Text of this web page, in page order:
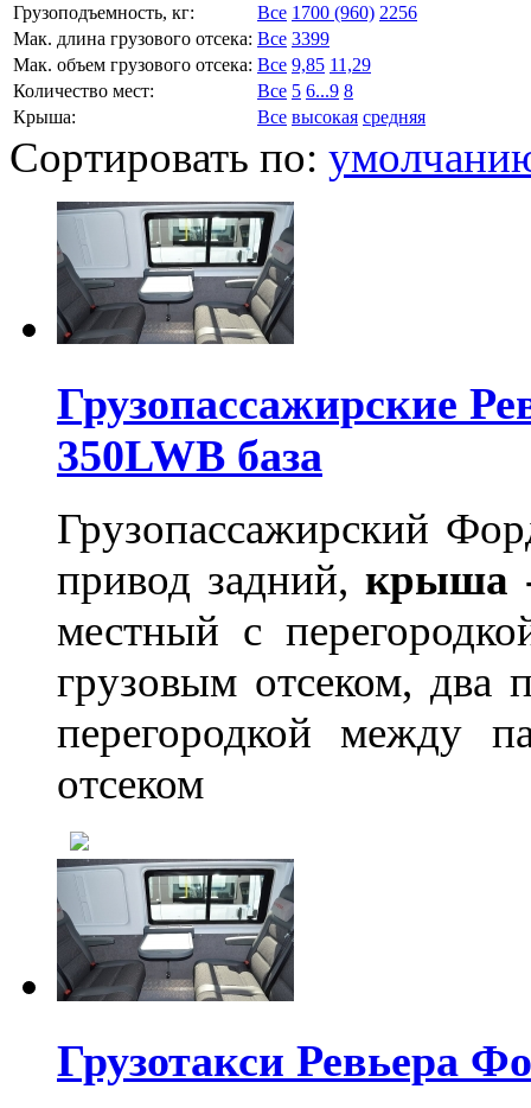
Грузоподъемность, кг:
Все 1700 (960) 2256
Мак. длина грузового отсека: Все 3399
Мак. объем грузового отсека: Все 9,85 11,29
Количество мест:
Все 5 6...9 8
Крыша:
Все высокая средняя
Сортировать по:
Грузопассажирские
350LWB база
Грузопассажирский
привод задний, крыша
местный с
грузовым отсеком, два
перегородкой между
отсеком
Грузотакси Ревьера